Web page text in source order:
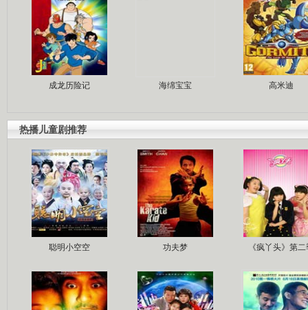
成龙历险记 海绵宝宝 高米迪
热播儿童剧推荐
聪明小空空 功夫梦 《疯丫头》第二